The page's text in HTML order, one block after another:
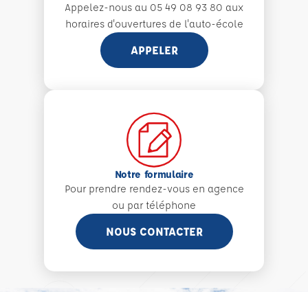
Appelez-nous au 05 49 08 93 80 aux
horaires d'ouvertures de l'auto-école
APPELER
Notre formulaire
Pour prendre rendez-vous en agence
ou par téléphone
NOUS CONTACTER